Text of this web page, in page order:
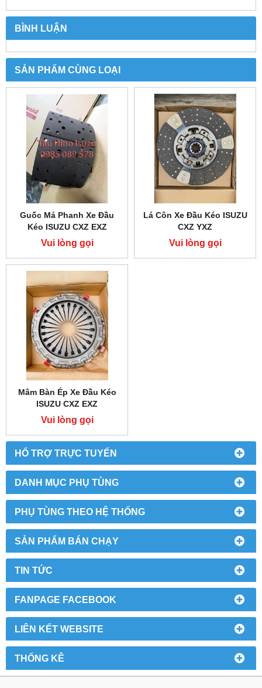
HỔ TRỢ TRỰC TUYẾN
DANH MỤC PHỤ TÙNG
PHỤ TÙNG THEO HỆ THỐNG
SẢN PHẨM BÁN CHẠY
TIN TỨC
FANPAGE FACEBOOK
LIÊN KẾT WEBSITE
THỐNG KÊ
BÌNH LUẬN
SẢN PHẨM CÙNG LOẠI
Guốc Má Phanh Xe Đầu
Kéo ISUZU CXZ EXZ
Vui lòng gọi
Lá Côn Xe Đầu Kéo ISUZU
CXZ YXZ
Vui lòng gọi
Mâm Bàn Ép Xe Đầu Kéo
ISUZU CXZ EXZ
Vui lòng gọi